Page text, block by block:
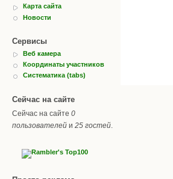
Карта сайта
Новости
Сервисы
Веб камера
Координаты участников
Систематика (tabs)
Сейчас на сайте
Сейчас на сайте 0
пользователей и 25 гостей